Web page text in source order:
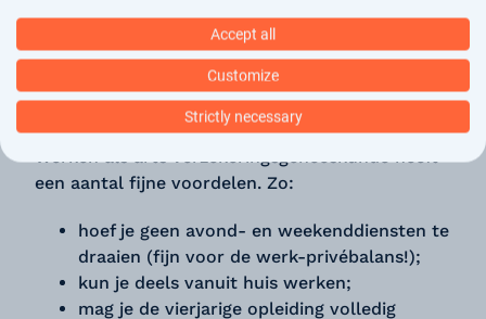
sociaal-medisch oordeel.
Wat zijn de voordelen van werken als
arts verzekeringsgeneeskunde?
Werken als arts verzekeringsgeneeskunde heeft
een aantal fijne voordelen. Zo:
hoef je geen avond- en weekenddiensten te
draaien (fijn voor de werk-privébalans!);
kun je deels vanuit huis werken;
mag je de vierjarige opleiding volledig
Accept all
Customize
Strictly necessary